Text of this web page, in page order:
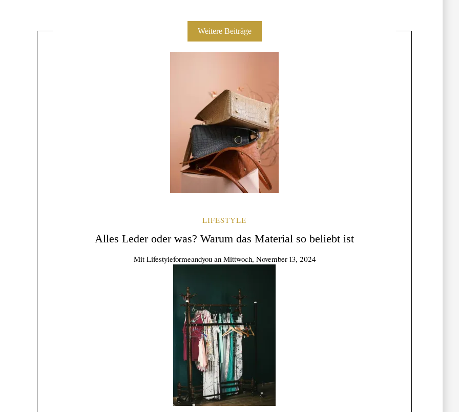
Weitere Beiträge
LIFESTYLE
Alles Leder oder was? Warum das Material so beliebt ist
Mit Lifestyleformeandyou an Mittwoch, November 13, 2024